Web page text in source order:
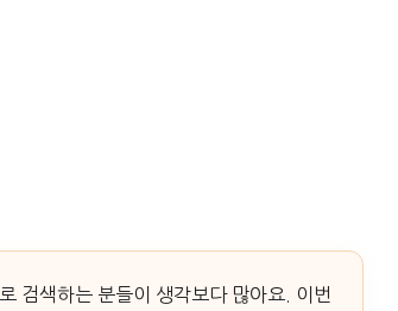
검색하는 분들이 생각보다 많아요. 이번